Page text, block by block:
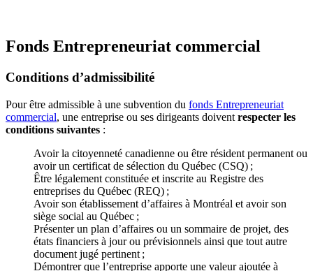
Fonds Entrepreneuriat commercial
Conditions d’admissibilité
Pour être admissible à une subvention du fonds Entrepreneuriat
commercial, une entreprise ou ses dirigeants doivent respecter les
conditions suivantes :
Avoir la citoyenneté canadienne ou être résident permanent ou
avoir un certificat de sélection du Québec (CSQ) ;
Être légalement constituée et inscrite au Registre des
entreprises du Québec (REQ) ;
Avoir son établissement d’affaires à Montréal et avoir son
siège social au Québec ;
Présenter un plan d’affaires ou un sommaire de projet, des
états financiers à jour ou prévisionnels ainsi que tout autre
document jugé pertinent ;
Démontrer que l’entreprise apporte une valeur ajoutée à